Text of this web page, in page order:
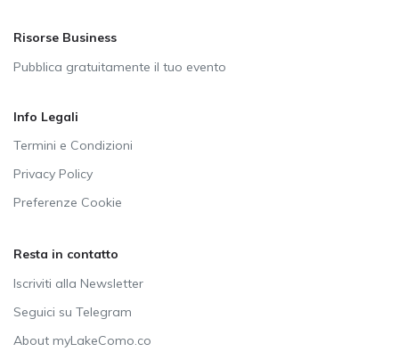
Risorse Business
Pubblica gratuitamente il tuo evento
Info Legali
Termini e Condizioni
Privacy Policy
Preferenze Cookie
Resta in contatto
Iscriviti alla Newsletter
Seguici su Telegram
About myLakeComo.co